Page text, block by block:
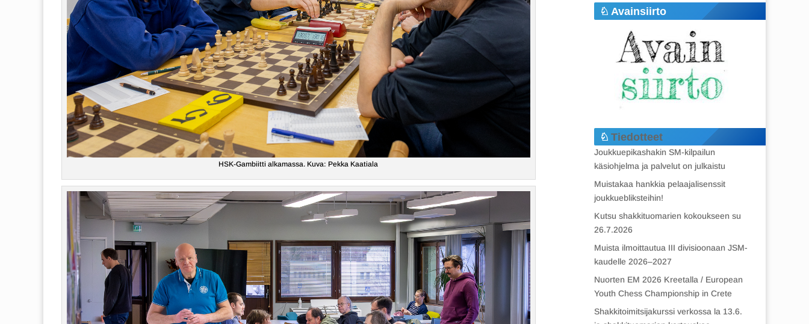
HSK-Gambiitti alkamassa. Kuva: Pekka Kaatiala
Avainsiirto
Tiedotteet
Joukkuepikashakin SM-kilpailun
käsiohjelma ja palvelut on julkaistu
Muistakaa hankkia pelaajalisenssit
joukkuebliksteihin!
Kutsu shakkituomarien kokoukseen su
26.7.2026
Muista ilmoittautua III divisioonaan JSM-
kaudelle 2026–2027
Nuorten EM 2026 Kreetalla / European
Youth Chess Championship in Crete
Shakkitoimitsijakurssi verkossa la 13.6.